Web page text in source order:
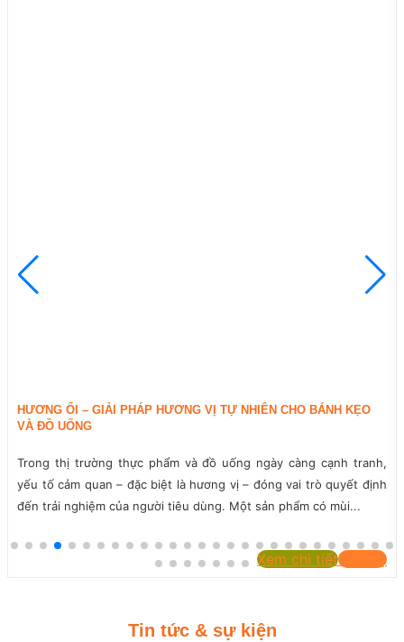
HƯƠNG ỔI – GIẢI PHÁP HƯƠNG VỊ TỰ NHIÊN CHO BÁNH KẸO
VÀ ĐỒ UỐNG
Trong thị trường thực phẩm và đồ uống ngày càng cạnh tranh,
yếu tố cảm quan – đặc biệt là hương vị – đóng vai trò quyết định
đến trải nghiệm của người tiêu dùng. Một sản phẩm có mùi...
Liên hệ
Xem chi tiết
Tin tức & sự kiện